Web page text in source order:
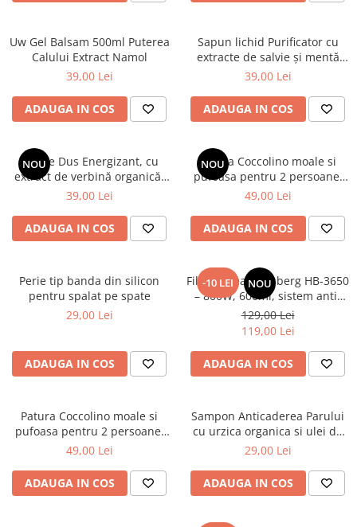
Uw Gel Balsam 500ml Puterea
Calului Extract Namol
39,00 Lei
ADAUGA IN COS
Sapun lichid Purificator cu
extracte de salvie și mentă
organice, 1000 ml
39,00 Lei
ADAUGA IN COS
NOU
Gel de Dus Energizant, cu
extract de verbină organică,
1000 ml
39,00 Lei
ADAUGA IN COS
NOU
Patura Coccolino moale si
pufoasa pentru 2 persoane,
200X230 cm, Maro deschis
49,00 Lei
ADAUGA IN COS
Perie tip banda din silicon
pentru spalat pe spate
29,00 Lei
ADAUGA IN COS
-10 LEI NOU
Filtru cafea Hausberg HB-3650
– 800W, 600ml, sistem anti-
picurare, negru
129,00 Lei
119,00 Lei
ADAUGA IN COS
Patura Coccolino moale si
pufoasa pentru 2 persoane,
200X230 cm, Grena
49,00 Lei
ADAUGA IN COS
Sampon Anticaderea Parului
cu urzica organica si ulei de
ricin, 400 ml
29,00 Lei
ADAUGA IN COS